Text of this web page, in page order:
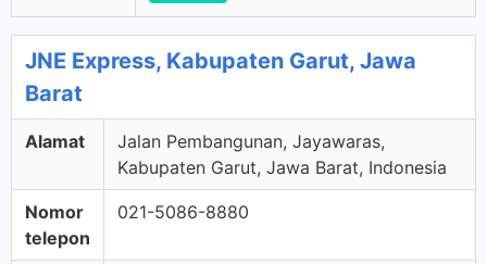
JNE Express, Kabupaten Garut, Jawa
Barat
Alamat
Jalan Pembangunan, Jayawaras,
Kabupaten Garut, Jawa Barat, Indonesia
Nomor
telepon
021-5086-8880